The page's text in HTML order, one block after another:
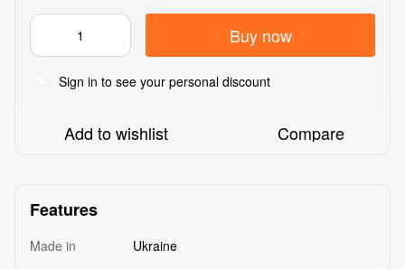
Buy now
Sign in to see your personal discount
Add to wishlist Compare
Features
Made in Ukraine